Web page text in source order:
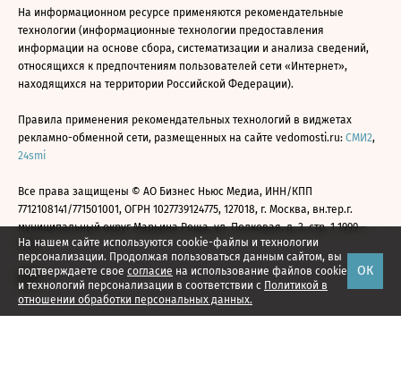
На нашем сайте используются cookie-файлы и технологии
персонализации. Продолжая пользоваться данным сайтом, вы
подтверждаете свое согласие на использование файлов cookie
и технологий персонализации в соответствии с Политикой в
отношении обработки персональных данных.
ОК
На информационном ресурсе применяются рекомендательные
технологии (информационные технологии предоставления
информации на основе сбора, систематизации и анализа сведений,
относящихся к предпочтениям пользователей сети «Интернет»,
находящихся на территории Российской Федерации).
Правила применения рекомендательных технологий в виджетах
рекламно-обменной сети, размещенных на сайте vedomosti.ru: СМИ2,
24smi
Все права защищены © АО Бизнес Ньюс Медиа, ИНН/КПП
7712108141/771501001, ОГРН 1027739124775, 127018, г. Москва, вн.тер.г.
муниципальный округ Марьина Роща, ул. Полковая, д. 3, стр. 1 1999—
2026